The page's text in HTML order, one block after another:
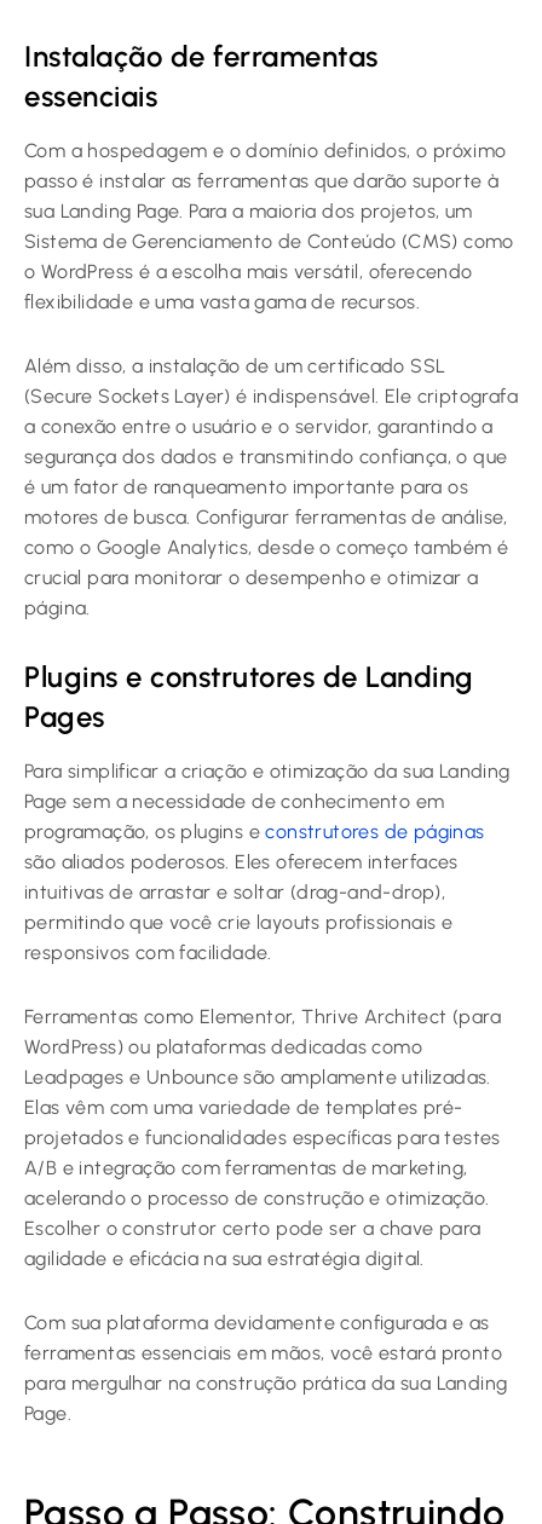
Instalação de ferramentas
essenciais
Com a hospedagem e o domínio definidos, o próximo
passo é instalar as ferramentas que darão suporte à
sua Landing Page. Para a maioria dos projetos, um
Sistema de Gerenciamento de Conteúdo (CMS) como
o WordPress é a escolha mais versátil, oferecendo
flexibilidade e uma vasta gama de recursos.
Além disso, a instalação de um certificado SSL
(Secure Sockets Layer) é indispensável. Ele criptografa
a conexão entre o usuário e o servidor, garantindo a
segurança dos dados e transmitindo confiança, o que
é um fator de ranqueamento importante para os
motores de busca. Configurar ferramentas de análise,
como o Google Analytics, desde o começo também é
crucial para monitorar o desempenho e otimizar a
página.
Plugins e construtores de Landing
Pages
Para simplificar a criação e otimização da sua Landing
Page sem a necessidade de conhecimento em
programação, os plugins econstrutores de páginas
são aliados poderosos. Eles oferecem interfaces
intuitivas de arrastar e soltar (drag-and-drop),
permitindo que você crie layouts profissionais e
responsivos com facilidade.
Ferramentas como Elementor, Thrive Architect (para
WordPress) ou plataformas dedicadas como
Leadpages e Unbounce são amplamente utilizadas.
Elas vêm com uma variedade de templates pré-
projetados e funcionalidades específicas para testes
A/B e integração com ferramentas de marketing,
acelerando o processo de construção e otimização.
Escolher o construtor certo pode ser a chave para
agilidade e eficácia na sua estratégia digital.
Com sua plataforma devidamente configurada e as
ferramentas essenciais em mãos, você estará pronto
para mergulhar na construção prática da sua Landing
Page.
Passo a Passo: Construindo